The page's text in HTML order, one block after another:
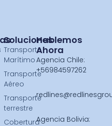
Soluciones
Transporte
Marítimo
Transporte
Aéreo
Transporte
terrestre
Cobertura
Hablemos
Ahora
Agencia Chile:
+56984597262
Agencia Bolivia: